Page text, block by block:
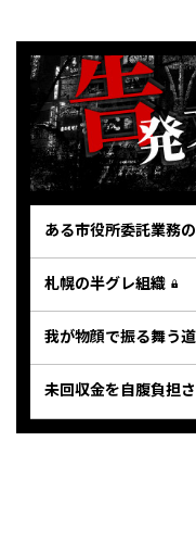
ある市役所委託業務
札幌の半グレ組織
我が物顔で振る舞う
未回収金を自腹負担